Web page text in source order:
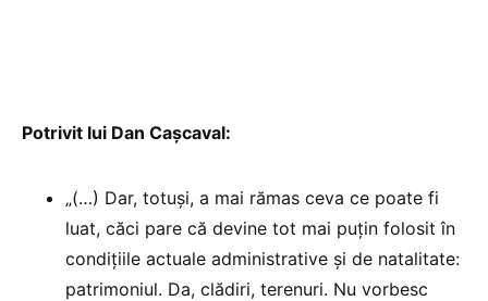
Potrivit lui Dan Cașcaval:
„(…) Dar, totuşi, a mai rămas ceva ce poate fi
luat, căci pare că devine tot mai puţin folosit în
condiţiile actuale administrative şi de natalitate:
patrimoniul. Da, clădiri, terenuri. Nu vorbesc